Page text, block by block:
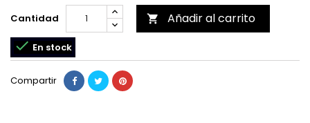
Cantidad  Añadir al carrito
 En stock
Compartir